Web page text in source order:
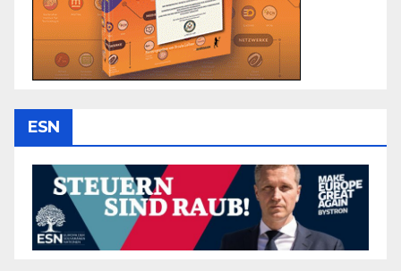
ESN